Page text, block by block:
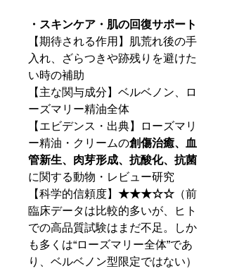
・スキンケア・肌の回復サポート
【期待される作用】肌荒れ後の手
入れ、ざらつきや跡残りを避けた
い時の補助
【主な関与成分】ベルベノン、ロ
ーズマリー精油全体
【エビデンス・出典】ローズマリ
ー精油・クリームの創傷治癒、血
管新生、肉芽形成、抗酸化、抗菌
に関する動物・レビュー研究
【科学的信頼度】 ★★★☆☆ （前
臨床データは比較的多いが、ヒト
での高品質試験はまだ不足。しか
も多くは“ローズマリー全体”であ
り、ベルベノン型限定ではない）